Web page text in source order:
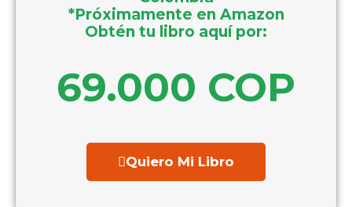
*Próximamente en Amazon
Obtén tu libro aquí por:
69.000 COP
Quiero Mi Libro